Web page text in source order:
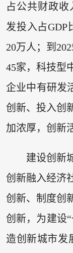
占公共财政
发投入占GDP
20万人；到
45家，科技型
企业中有研发
创新、投入创
加浓厚，创新
建设创新
创新融入经济
创新、制度创
创新，为建设
造创新城市发